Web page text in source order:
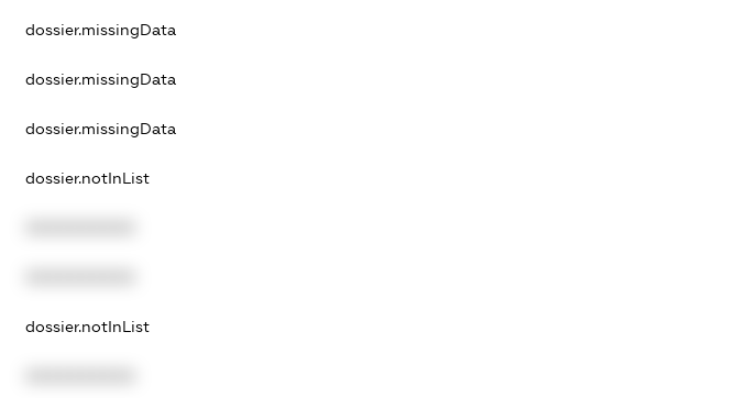
dossier.missingData
dossier.missingData
dossier.missingData
dossier.notInList
dossier.notInList